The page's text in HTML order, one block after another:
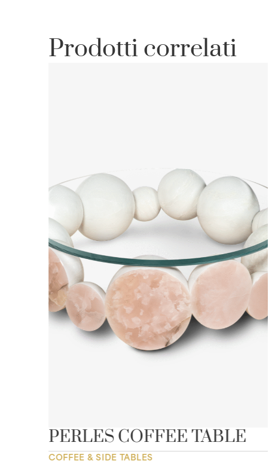
Prodotti correlati
PERLES COFFEE TABLE
COFFEE & SIDE TABLES